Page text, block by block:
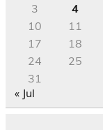
3
4
10
11
17
18
24
25
31
« Jul